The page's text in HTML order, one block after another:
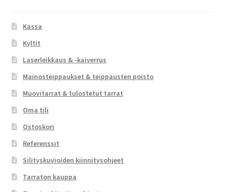
Kassa
Kyltit
Laserleikkaus & -kaiverrus
Mainosteippaukset & teippausten poisto
Muovitarrat & tulostetut tarrat
Oma tili
Ostoskori
Referenssit
Silityskuvioiden kiinnitysohjeet
Tarraton kauppa